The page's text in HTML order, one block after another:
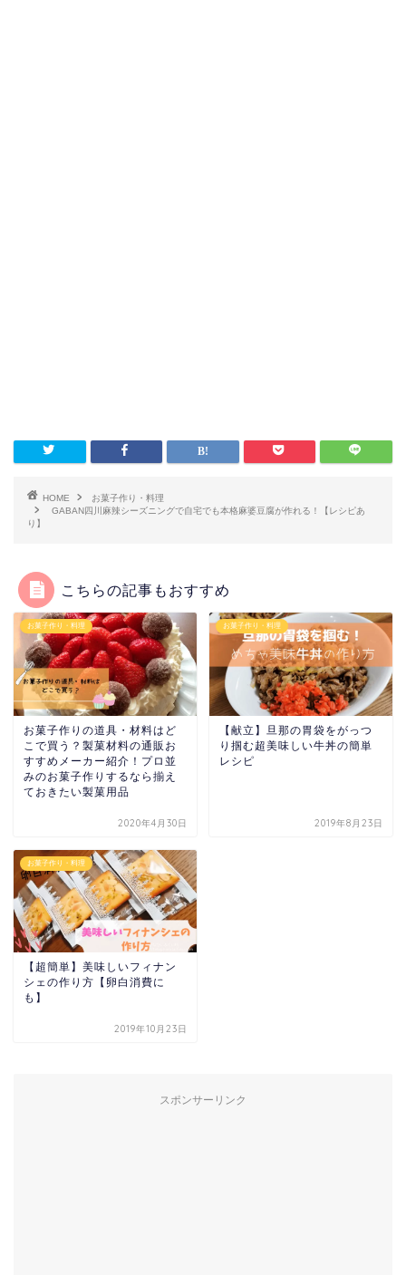
HOME
お菓子作り・料理
GABAN四川麻辣シーズニングで自宅でも本格麻婆豆腐が作れる！【レシピあ
り】
こちらの記事もおすすめ
お菓子作り・料理
お菓子作りの道具・材料はど
こで買う？製菓材料の通販お
すすめメーカー紹介！プロ並
みのお菓子作りするなら揃え
ておきたい製菓用品
2020年4月30日
お菓子作り・料理
【献立】旦那の胃袋をがっつ
り掴む超美味しい牛丼の簡単
レシピ
2019年8月23日
お菓子作り・料理
【超簡単】美味しいフィナン
シェの作り方【卵白消費に
も】
2019年10月23日
スポンサーリンク